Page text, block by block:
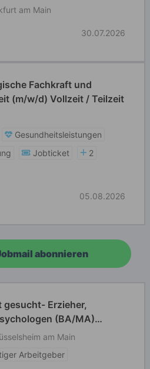
am Main
30.07.2026
Fachkraft und
(m/w/d) Vollzeit / Teilzeit
Gesundheitsleistungen
Jobticket
2
05.08.2026
abonnieren
Erzieher,
(BA/MA)
am Main
Arbeitgeber